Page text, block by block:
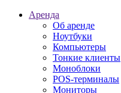
Аренда
Об аренде
Ноутбуки
Компьютеры
Тонкие клиенты
Моноблоки
POS-терминалы
Мониторы